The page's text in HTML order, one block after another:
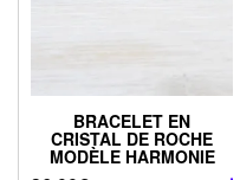
BRACELET EN
CRISTAL DE ROCHE
MODÈLE HARMONIE